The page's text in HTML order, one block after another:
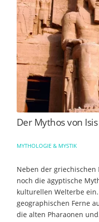
Der Mythos von
MYTHOLOGIE & MYSTIK
Neben der
noch die ägyptische
kulturellen Welterbe
geographischen Ferne
die alten Pharaonen